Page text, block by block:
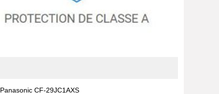
Panasonic CF-29JC1AXS